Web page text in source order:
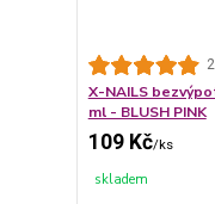
X-NAILS
ml - BLUSH PINK
109 Kč/ks
skladem